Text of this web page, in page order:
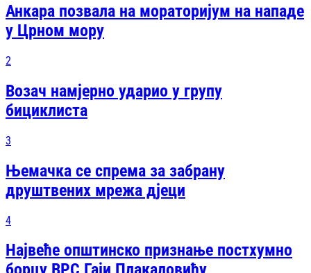
Анкара позвала на мораторијум на нападе
у Црном мору
2
Возач намјерно ударио у групу
бициклиста
3
Њемачка се спрема за забрану
друштвених мрежа дјеци
4
Највеће општинско признање постхумно